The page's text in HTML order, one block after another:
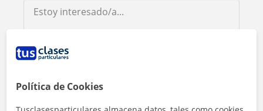
Política de Cookies